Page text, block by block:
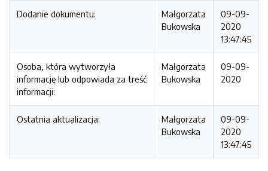
Dodanie dokumentu:
Małgorzata
Bukowska
09-09-
2020
13:47:45
Osoba, która wytworzyła
informację lub odpowiada za treść
informacji:
Małgorzata
Bukowska
09-09-
2020
Ostatnia aktualizacja:
Małgorzata
Bukowska
09-09-
2020
13:47:45